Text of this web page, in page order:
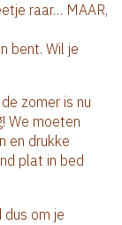
raar… MAAR,
bent. Wil je
zomer is nu
We moeten
en drukke
plat in bed
dus om je